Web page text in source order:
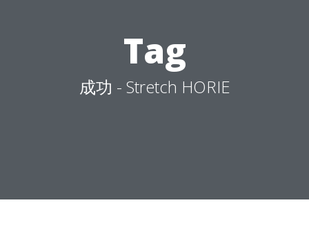
Tag
成功 - Stretch HORIE